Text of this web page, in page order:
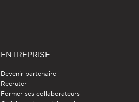
ENTREPRISE
Devenir partenaire
Recruter
Former ses collaborateurs